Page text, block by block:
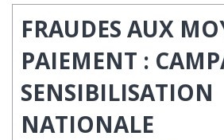
FRAUDES AUX
PAIEMENT :
SENSIBILISATION
NATIONALE